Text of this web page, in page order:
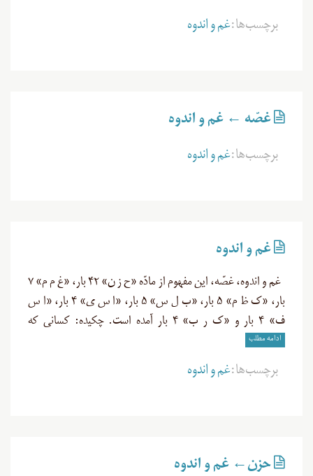
برچسب‌ها:غم و اندوه
غصّه ← غم و اندوه
برچسب‌ها:غم و اندوه
غم و اندوه
غم و اندوه، غصّه، این مفهوم از مادّه «ح ز ن» ۴۲ بار، «غ م م» ۷
بار، «ک ظ م» ۵ بار، «ب ل س» ۵ بار، «ا س ی» ۴ بار، «ا س
ف» ۴ بار و «ک ر ب» ۴ بار آمده است. چکیده: کسانی که
ادامه مطلب
برچسب‌ها:غم و اندوه
حزن← غم و اندوه